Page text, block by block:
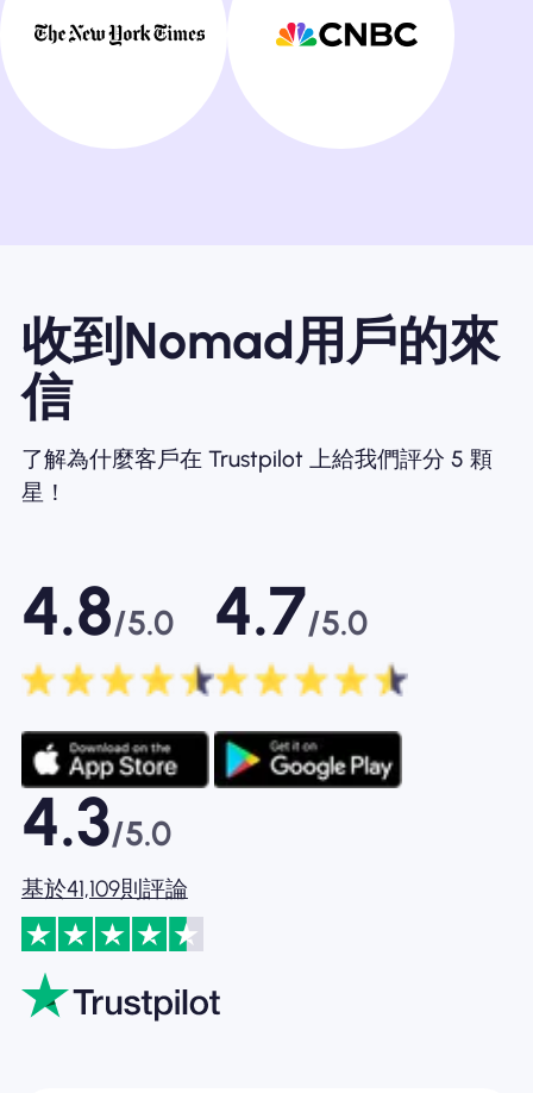
收到Nomad用戶的來
信
了解為什麼客戶在 Trustpilot 上給我們評分 5 顆
星！
4.8/5.0 4.7/5.0
4.3/5.0
基於41,109則評論